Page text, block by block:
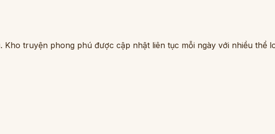
truyện phong phú được cập nhật liên tục mỗi ngày với nhiều thể